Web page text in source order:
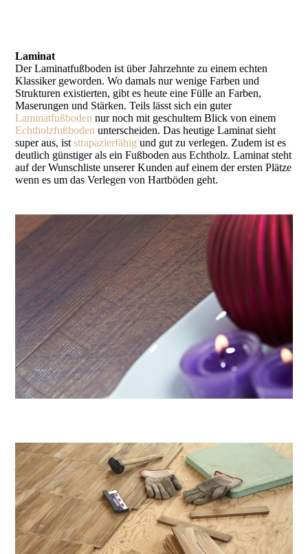
Laminat
Der Laminatfußboden ist über Jahrzehnte zu einem echten
Klassiker geworden. Wo damals nur wenige Farben und
Strukturen existierten, gibt es heute eine Fülle an Farben,
Maserungen und Stärken. Teils lässt sich ein guter
Laminatfußboden nur noch mit geschultem Blick von einem
Echtholzfußboden unterscheiden. Das heutige Laminat sieht
super aus, iststrapazierfähig und gut zu verlegen. Zudem ist es
deutlich günstiger als ein Fußboden aus Echtholz. Laminat steht
auf der Wunschliste unserer Kunden auf einem der ersten Plätze
wenn es um das Verlegen von Hartböden geht.